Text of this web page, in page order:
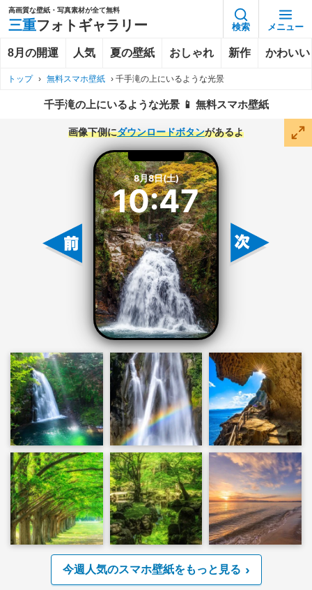
高画質な壁紙・写真素材が全て無料
三重フォトギャラリー 検索 メニュー
8月の開運 人気 夏の壁紙 おしゃれ 新作 かわいい
トップ › 無料スマホ壁紙 › 千手滝の上にいるような光景
千手滝の上にいるような光景 📱 無料スマホ壁紙
画像下側にダウンロードボタンがあるよ
8月8日(土)
10:47
今週人気のスマホ壁紙をもっと見る